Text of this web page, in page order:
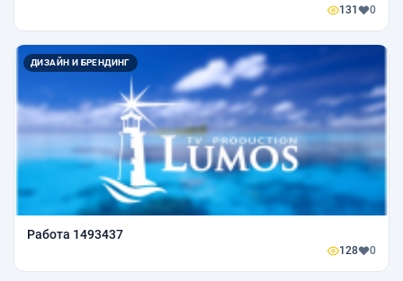
131 0
ДИЗАЙН И БРЕНДИНГ
Работа 1493437
128 0